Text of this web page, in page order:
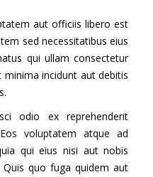
aut officiis libero est
sed necessitatibus eius
qui ullam consectetur
incidunt aut debitis
odio ex reprehenderit
voluptatem atque ad
qui eius nisi aut nobis
quo fuga quidem aut